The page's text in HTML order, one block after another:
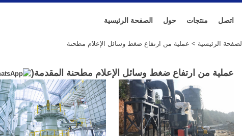
الصفحة الرئيسية حول منتجات اتصل
الصفحة الرئيسية > عملية من ارتفاع ضغط وسائل الإعلام مطحنة
عملية من ارتفاع ضغط وسائل الإعلام مطحنة المقدمة(